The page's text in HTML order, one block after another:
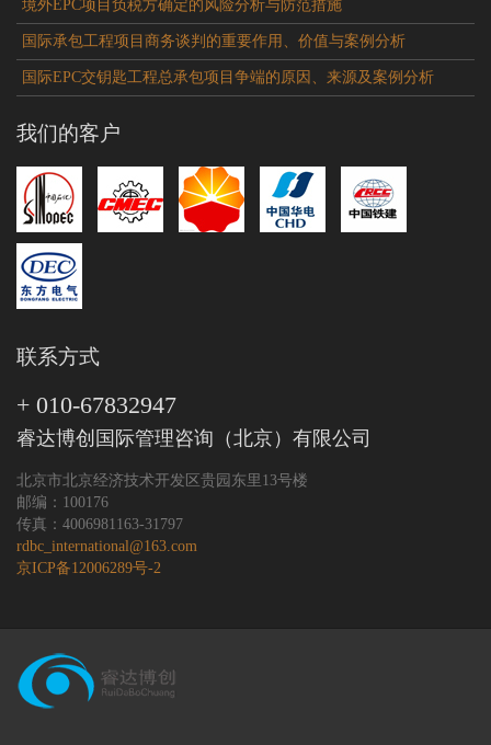
境外EPC项目负税方确定的风险分析与防范措施
国际承包工程项目商务谈判的重要作用、价值与案例分析
国际EPC交钥匙工程总承包项目争端的原因、来源及案例分析
我们的客户
联系方式
+ 010-67832947
睿达博创国际管理咨询（北京）有限公司
北京市北京经济技术开发区贵园东里13号楼
邮编：100176
传真：4006981163-31797
rdbc_international@163.com
京ICP备12006289号-2